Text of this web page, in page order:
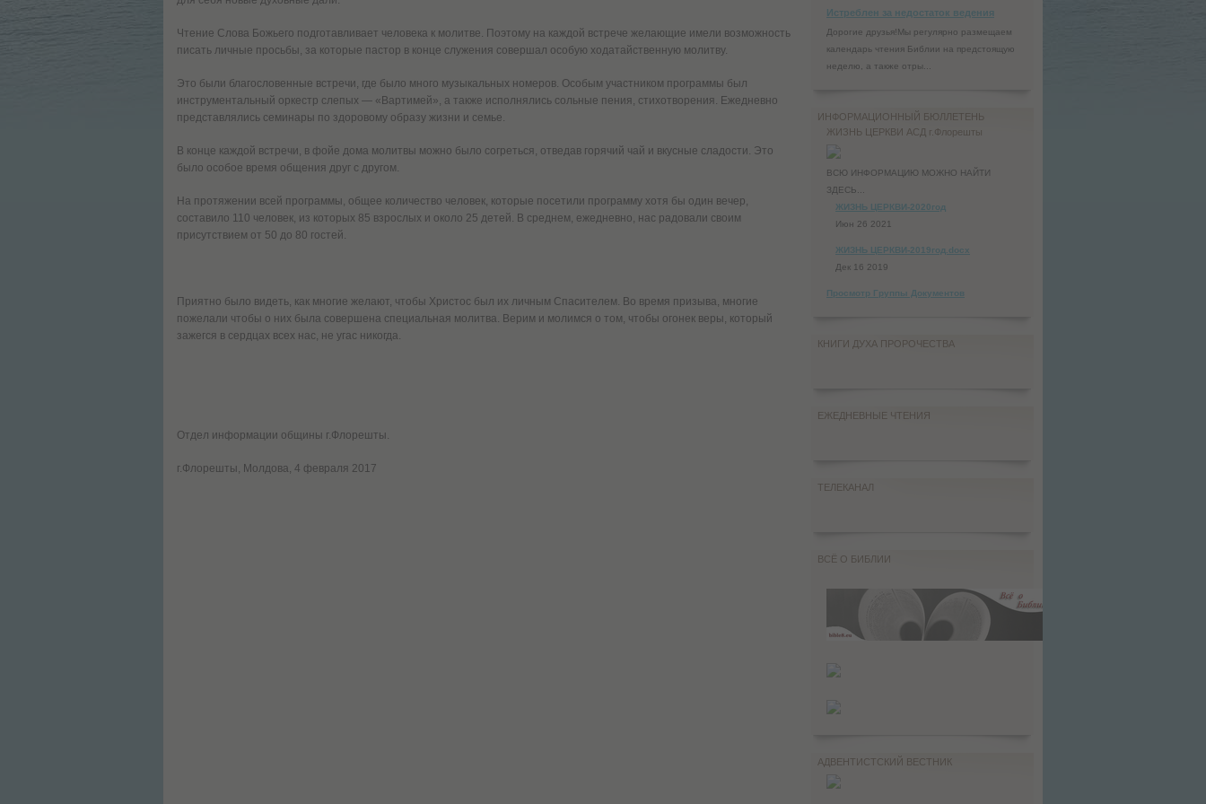
Чтение Слова Божьего подготавливает человека к молитве. Поэтому на каждой встрече желающие имели возможность
писать личные просьбы, за которые пастор в конце служения совершал особую ходатайственную молитву.
Это были благословенные встречи, где было много музыкальных номеров. Особым участником программы был
инструментальный оркестр слепых — «Вартимей», а также исполнялись сольные пения, стихотворения. Ежедневно
представлялись семинары по здоровому образу жизни и семье.
В конце каждой встречи, в фойе дома молитвы можно было согреться, отведав горячий чай и вкусные сладости. Это
было особое время общения друг с другом.
На протяжении всей программы, общее количество человек, которые посетили программу хотя бы один вечер,
составило 110 человек, из которых 85 взрослых и около 25 детей. В среднем, ежедневно, нас радовали своим
присутствием от 50 до 80 гостей.
Приятно было видеть, как многие желают, чтобы Христос был их личным Спасителем. Во время призыва, многие
пожелали чтобы о них была совершена специальная молитва. Верим и молимся о том, чтобы огонек веры, который
зажегся в сердцах всех нас, не угас никогда.
Отдел информации общины г.Флорешты.
г.Флорешты, Молдова, 4 февраля 2017
Истреблен за недостаток ведения
Дорогие друзья!Мы регулярно размещаем
календарь чтения Библии на предстоящую
неделю, а также отры...
ИНФОРМАЦИОННЫЙ БЮЛЛЕТЕНЬ
ЖИЗНЬ ЦЕРКВИ АСД г.Флорешты
ВСЮ ИНФОРМАЦИЮ МОЖНО НАЙТИ
ЗДЕСЬ...
ЖИЗНЬ ЦЕРКВИ-2020год
Июн 26 2021
ЖИЗНЬ ЦЕРКВИ-2019год.docx
Дек 16 2019
Просмотр Группы Документов
КНИГИ ДУХА ПРОРОЧЕСТВА
ЕЖЕДНЕВНЫЕ ЧТЕНИЯ
ТЕЛЕКАНАЛ
ВСЁ О БИБЛИИ
АДВЕНТИСТСКИЙ ВЕСТНИК